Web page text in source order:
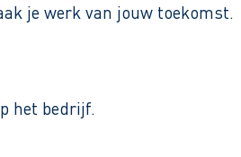
je werk van jouw toekomst.
het bedrijf.